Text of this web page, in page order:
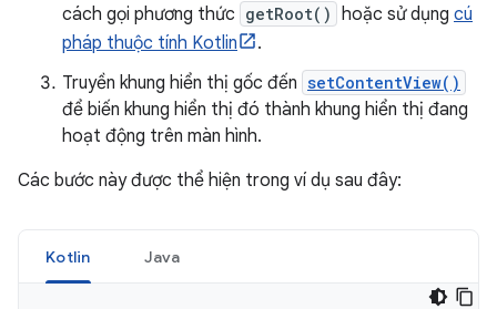
cách gọi phương thức getRoot() hoặc sử dụng cú
pháp thuộc tính Kotlin
.
Truyền khung hiển thị gốc đến setContentView()
để biến khung hiển thị đó thành khung hiển thị đang
hoạt động trên màn hình.
Các bước này được thể hiện trong ví dụ sau đây:
Kotlin Java